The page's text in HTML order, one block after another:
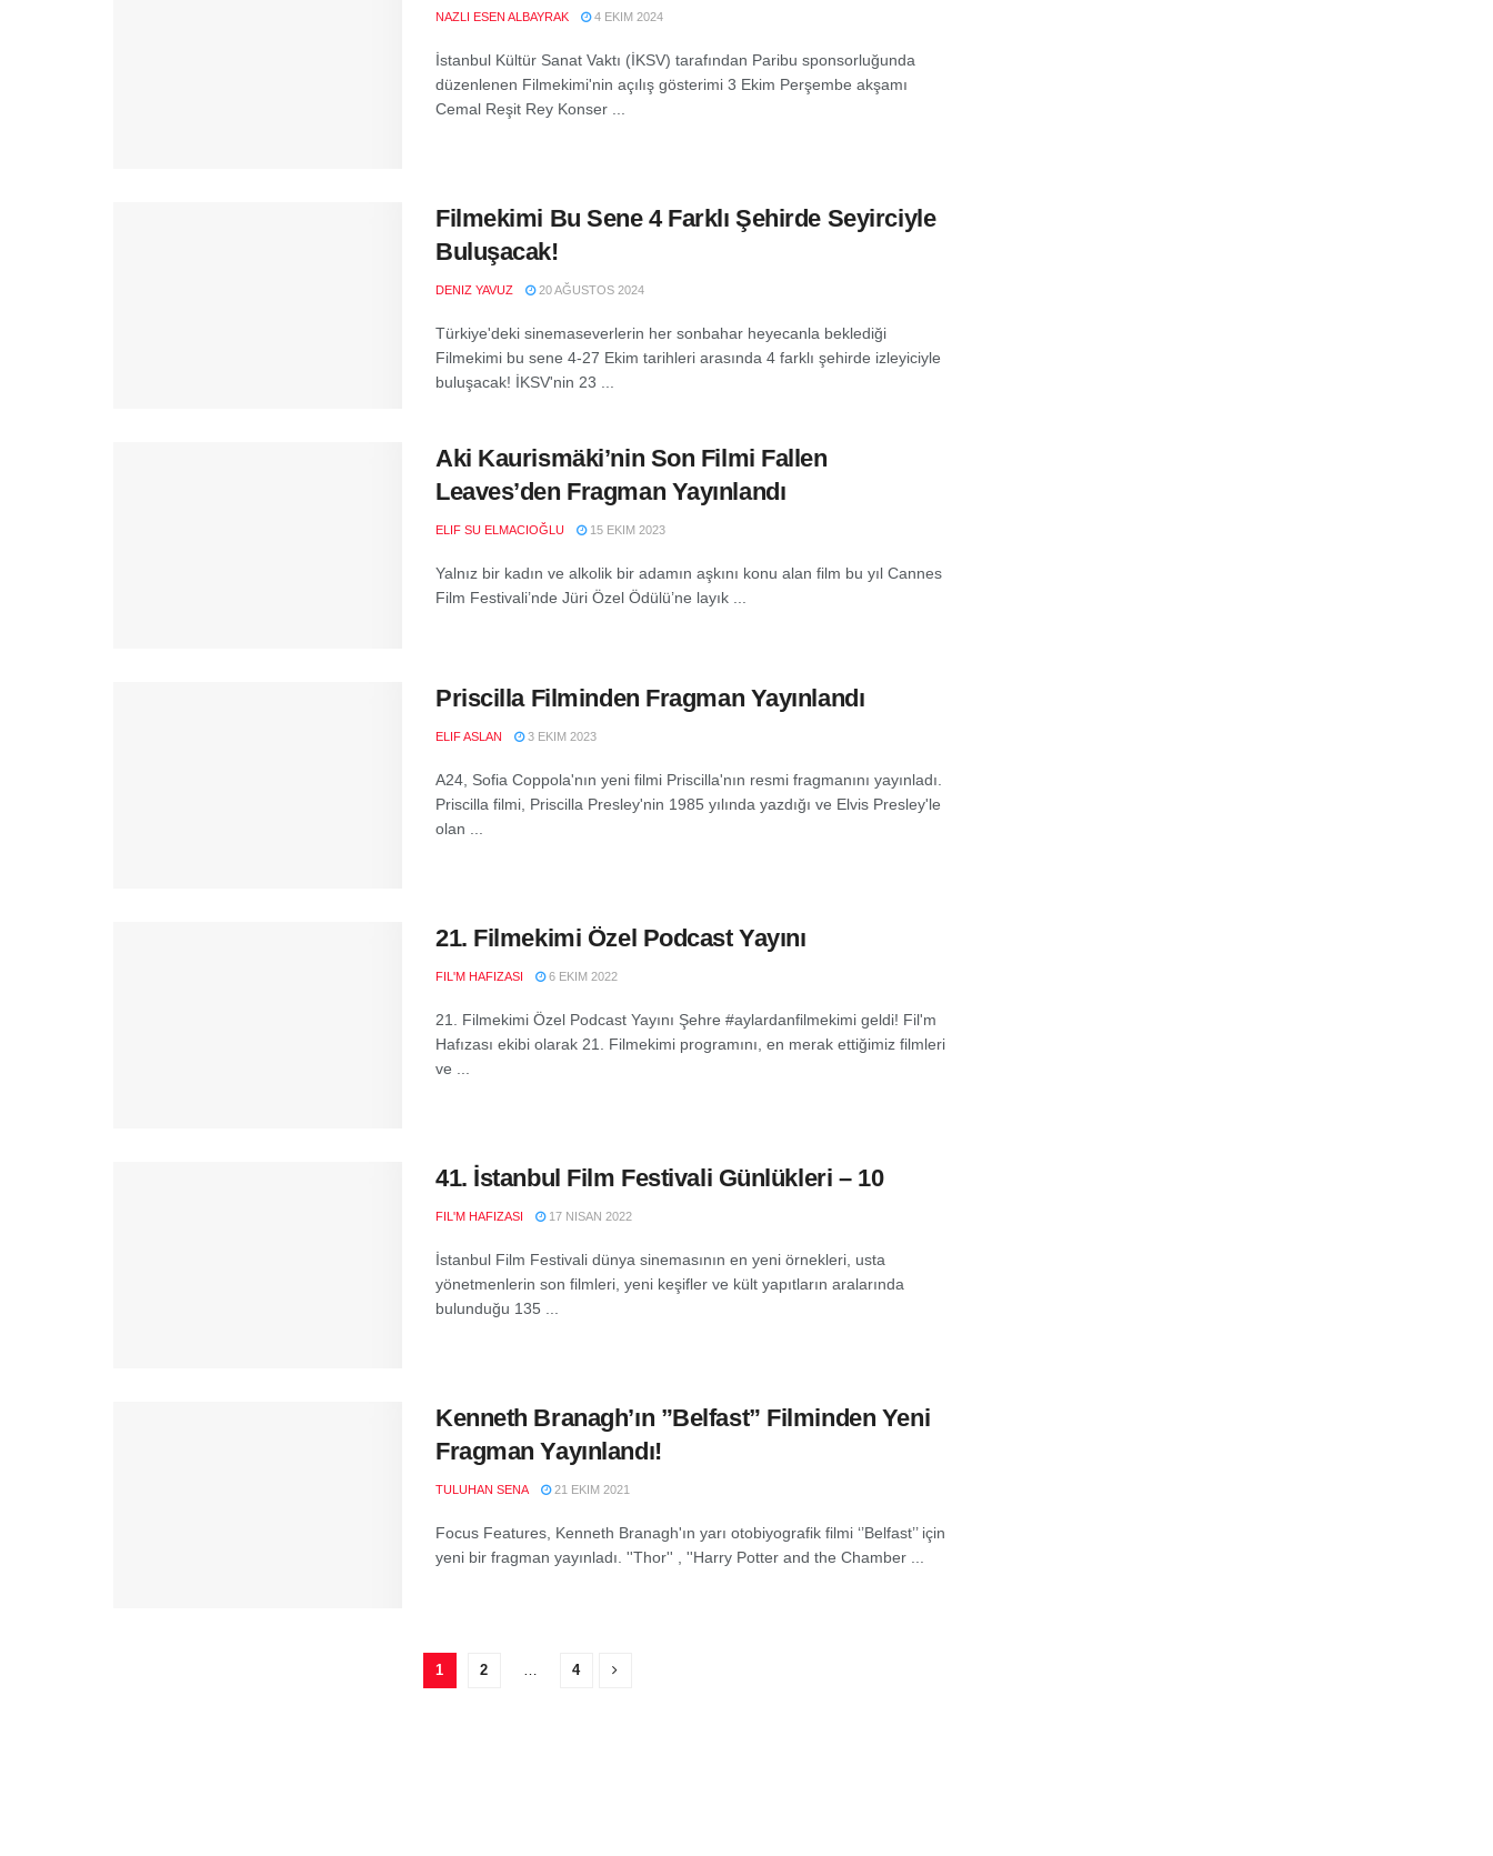
NAZLI ESEN ALBAYRAK 4 EKIM 2024
İstanbul Kültür Sanat Vaktı (İKSV) tarafından Paribu sponsorluğunda
düzenlenen Filmekimi'nin açılış gösterimi 3 Ekim Perşembe akşamı
Cemal Reşit Rey Konser ...
Filmekimi Bu Sene 4 Farklı Şehirde Seyirciyle
Buluşacak!
DENIZ YAVUZ 20 AĞUSTOS 2024
Türkiye'deki sinemaseverlerin her sonbahar heyecanla beklediği
Filmekimi bu sene 4-27 Ekim tarihleri arasında 4 farklı şehirde izleyiciyle
buluşacak! İKSV'nin 23 ...
Aki Kaurismäki’nin Son Filmi Fallen
Leaves’den Fragman Yayınlandı
ELIF SU ELMACIOĞLU 15 EKIM 2023
Yalnız bir kadın ve alkolik bir adamın aşkını konu alan film bu yıl Cannes
Film Festivali’nde Jüri Özel Ödülü’ne layık ...
Priscilla Filminden Fragman Yayınlandı
ELIF ASLAN 3 EKIM 2023
A24, Sofia Coppola'nın yeni filmi Priscilla'nın resmi fragmanını yayınladı.
Priscilla filmi, Priscilla Presley'nin 1985 yılında yazdığı ve Elvis Presley'le
olan ...
21. Filmekimi Özel Podcast Yayını
FIL'M HAFIZASI 6 EKIM 2022
21. Filmekimi Özel Podcast Yayını Şehre #aylardanfilmekimi geldi! Fil'm
Hafızası ekibi olarak 21. Filmekimi programını, en merak ettiğimiz filmleri
ve ...
41. İstanbul Film Festivali Günlükleri – 10
FIL'M HAFIZASI 17 NISAN 2022
İstanbul Film Festivali dünya sinemasının en yeni örnekleri, usta
yönetmenlerin son filmleri, yeni keşifler ve kült yapıtların aralarında
bulunduğu 135 ...
Kenneth Branagh’ın ”Belfast” Filminden Yeni
Fragman Yayınlandı!
TULUHAN SENA 21 EKIM 2021
Focus Features, Kenneth Branagh'ın yarı otobiyografik filmi ‘’Belfast’’ için
yeni bir fragman yayınladı. ''Thor'' , ''Harry Potter and the Chamber ...
1 2 4